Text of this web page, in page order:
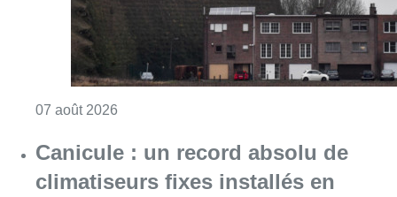
07 août 2026
Canicule : un record absolu de
climatiseurs fixes installés en